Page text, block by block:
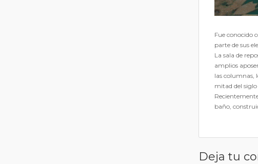
Fue conocido
parte de sus
La sala de
amplios
las columnas,
mitad del siglo
baño,
Deja tu